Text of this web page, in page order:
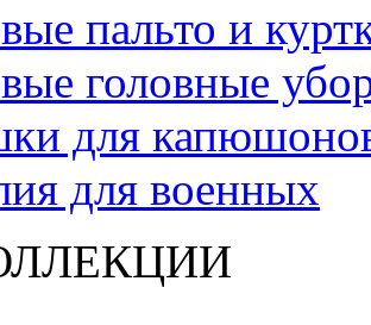
пальто и
головные
для
для военных